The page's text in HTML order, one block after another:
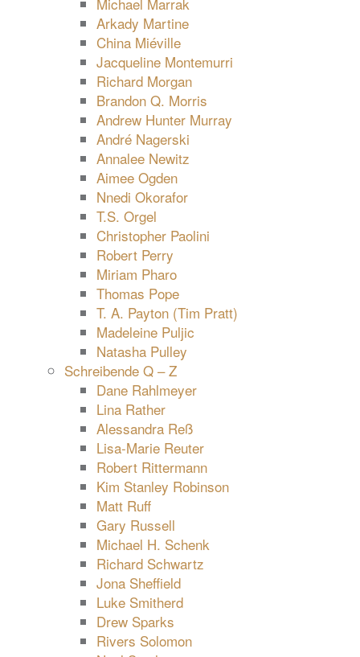
Arkady Martine
China Miéville
Jacqueline Montemurri
Richard Morgan
Brandon Q. Morris
Andrew Hunter Murray
André Nagerski
Annalee Newitz
Aimee Ogden
Nnedi Okorafor
T.S. Orgel
Christopher Paolini
Robert Perry
Miriam Pharo
Thomas Pope
T. A. Payton (Tim Pratt)
Madeleine Puljic
Natasha Pulley
Schreibende Q – Z
Dane Rahlmeyer
Lina Rather
Alessandra Reß
Lisa-Marie Reuter
Robert Rittermann
Kim Stanley Robinson
Matt Ruff
Gary Russell
Michael H. Schenk
Richard Schwartz
Jona Sheffield
Luke Smitherd
Drew Sparks
Rivers Solomon